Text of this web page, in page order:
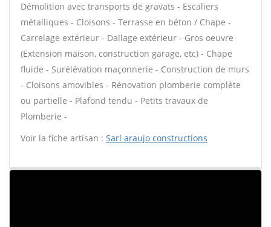
Démolition avec transports de gravats - Escaliers
métalliques - Cloisons - Terrasse en béton / Chape -
Carrelage extérieur - Dallage extérieur - Gros oeuvre
(Extension maison, construction garage, etc) - Chape
fluide - Surélévation maçonnerie - Construction de murs
- Cloisons amovibles - Rénovation plomberie complète
ou partielle - Plafond tendu - Petits travaux de
Plomberie -
Voir la fiche artisan : Sarl araujo constructions